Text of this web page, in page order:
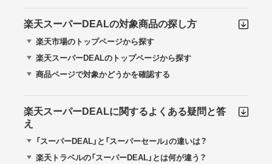
楽天スーパーDEALの対象商品の探し方
楽天市場のトップページから探す
楽天スーパーDEALのトップページから探す
商品ページで対象かどうかを確認する
楽天スーパーDEALに関するよくある疑問と答
え
「スーパーDEAL」と「スーパーセール」の違いは？
楽天トラベルの「スーパーDEAL」とは何が違う？